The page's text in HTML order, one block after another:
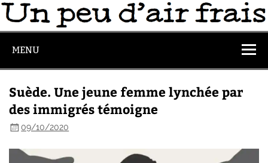
MENU
Suède. Une jeune femme lynchée par
des immigrés témoigne
09/10/2020